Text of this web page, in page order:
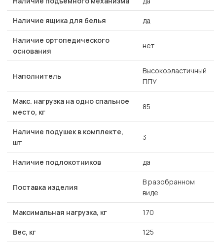
Наличие ящика для белья да
Наличие ортопедического
основания
нет
Наполнитель
Высокоэластичный
ППУ
Макс. нагрузка на одно спальное
место, кг
85
Наличие подушек в комплекте,
шт
3
Наличие подлокотников да
Поставка изделия
В разобранном
виде
Максимальная нагрузка, кг 170
Вес, кг 125